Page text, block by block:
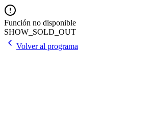
Función no disponible
SHOW_SOLD_OUT
Volver al programa